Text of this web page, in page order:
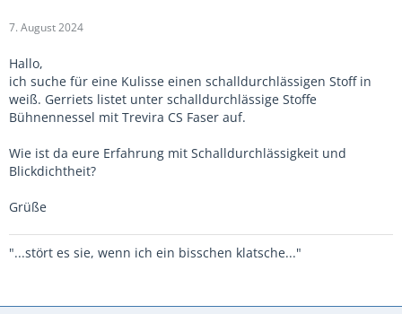
7. August 2024
Hallo,
ich suche für eine Kulisse einen schalldurchlässigen Stoff in
weiß. Gerriets listet unter schalldurchlässige Stoffe
Bühnennessel mit Trevira CS Faser auf.
Wie ist da eure Erfahrung mit Schalldurchlässigkeit und
Blickdichtheit?
Grüße
"...stört es sie, wenn ich ein bisschen klatsche..."